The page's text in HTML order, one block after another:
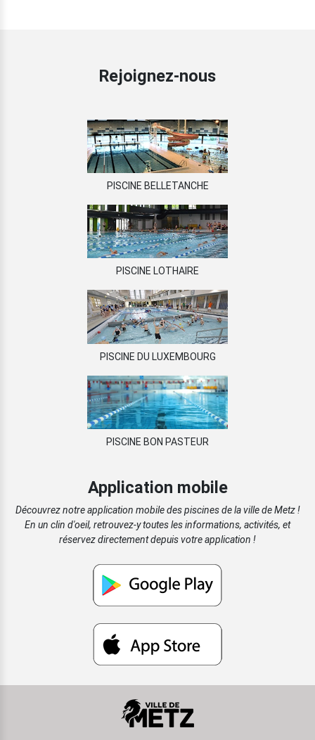
Rejoignez-nous
PISCINE BELLETANCHE
PISCINE LOTHAIRE
PISCINE DU LUXEMBOURG
PISCINE BON PASTEUR
Application mobile
Découvrez notre application mobile des piscines de la ville de Metz !
En un clin d'oeil, retrouvez-y toutes les informations, activités, et
réservez directement depuis votre application !